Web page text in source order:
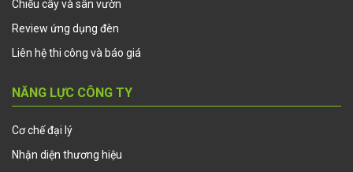
Chiếu cây và sân vườn
Review ứng dụng đèn
Liên hệ thi công và báo giá
NĂNG LỰC CÔNG TY
Cơ chế đại lý
Nhận diện thương hiệu